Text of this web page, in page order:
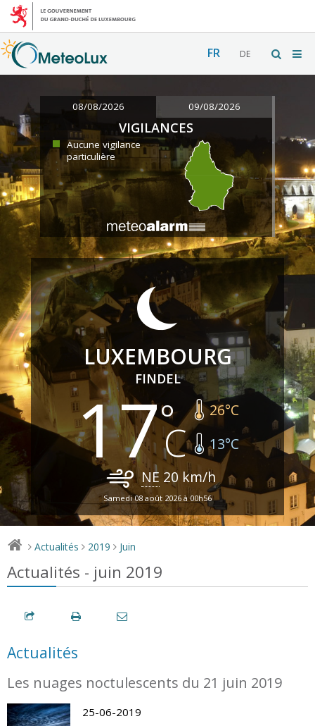
FR DE
08/08/2026 09/08/2026
VIGILANCES
Aucune vigilance
particulière
LUXEMBOURG
FINDEL
17 26°C
13°C
NE 20 km/h
Samedi 08 août 2026 à 00h56
> Actualités > 2019 > Juin
Actualités - juin 2019
Actualités
Les nuages noctulescents du 21 juin 2019
25-06-2019